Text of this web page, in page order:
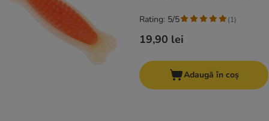
19,90 lei
Rating: 5/5 (1)
Adaugă în coș